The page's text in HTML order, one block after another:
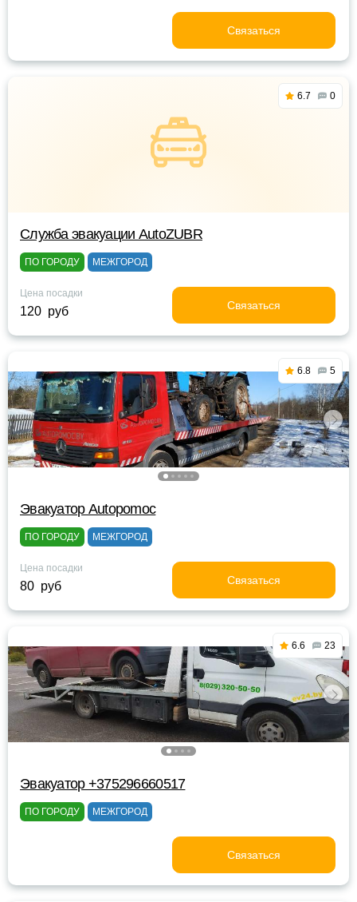
Связаться
6.7 0
Служба эвакуации AutoZUBR
ПО ГОРОДУ МЕЖГОРОД
Цена посадки
120 руб Связаться
6.8 5
Эвакуатор Autopomoc
ПО ГОРОДУ МЕЖГОРОД
Цена посадки
80 руб Связаться
6.6 23
Эвакуатор +375296660517
ПО ГОРОДУ МЕЖГОРОД
Связаться